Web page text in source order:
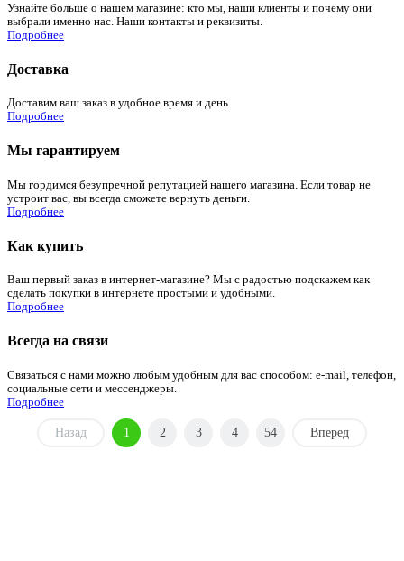
Узнайте больше о нашем магазине: кто мы, наши клиенты и почему они
выбрали именно нас. Наши контакты и реквизиты.
Подробнее
Доставка
Доставим ваш заказ в удобное время и день.
Подробнее
Мы гарантируем
Мы гордимся безупречной репутацией нашего магазина. Если товар не
устроит вас, вы всегда сможете вернуть деньги.
Подробнее
Как купить
Ваш первый заказ в интернет-магазине? Мы с радостью подскажем как
сделать покупки в интернете простыми и удобными.
Подробнее
Всегда на связи
Связаться с нами можно любым удобным для вас способом: e-mail, телефон,
социальные сети и мессенджеры.
Подробнее
Назад 1 2 3 4 54 Вперед